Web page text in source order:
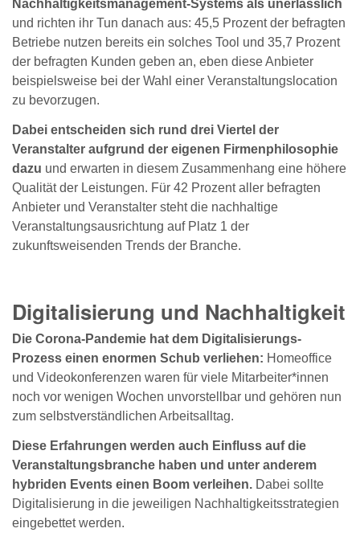
Nachhaltigkeitsmanagement-Systems als unerlässlich
und richten ihr Tun danach aus: 45,5 Prozent der befragten
Betriebe nutzen bereits ein solches Tool und 35,7 Prozent
der befragten Kunden geben an, eben diese Anbieter
beispielsweise bei der Wahl einer Veranstaltungslocation
zu bevorzugen.
Dabei entscheiden sich rund drei Viertel der
Veranstalter aufgrund der eigenen Firmenphilosophie
dazu und erwarten in diesem Zusammenhang eine höhere
Qualität der Leistungen. Für 42 Prozent aller befragten
Anbieter und Veranstalter steht die nachhaltige
Veranstaltungsausrichtung auf Platz 1 der
zukunftsweisenden Trends der Branche.
Digitalisierung und Nachhaltigkeit
Die Corona-Pandemie hat dem Digitalisierungs-
Prozess einen enormen Schub verliehen: Homeoffice
und Videokonferenzen waren für viele Mitarbeiter*innen
noch vor wenigen Wochen unvorstellbar und gehören nun
zum selbstverständlichen Arbeitsalltag.
Diese Erfahrungen werden auch Einfluss auf die
Veranstaltungsbranche haben und unter anderem
hybriden Events einen Boom verleihen. Dabei sollte
Digitalisierung in die jeweiligen Nachhaltigkeitsstrategien
eingebettet werden.